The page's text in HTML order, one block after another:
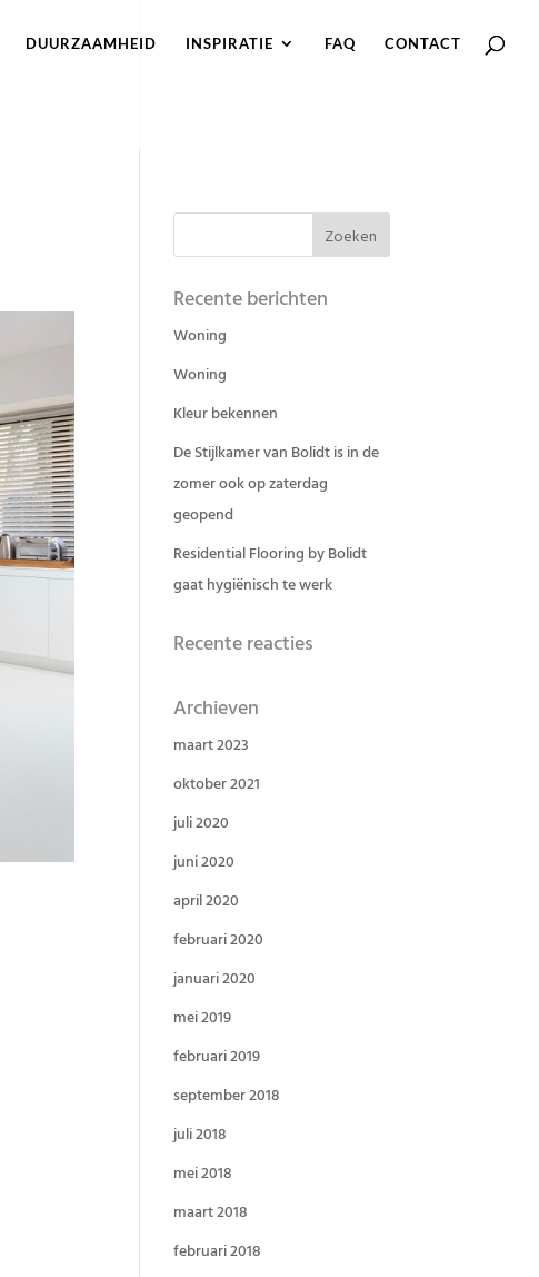
DUURZAAMHEID INSPIRATIE FAQ CONTACT
Recente berichten
Woning
Woning
Kleur bekennen
De Stijlkamer van Bolidt is in de
zomer ook op zaterdag
geopend
Residential Flooring by Bolidt
gaat hygiënisch te werk
Recente reacties
Archieven
maart 2023
oktober 2021
juli 2020
juni 2020
april 2020
februari 2020
januari 2020
mei 2019
februari 2019
september 2018
juli 2018
mei 2018
maart 2018
februari 2018